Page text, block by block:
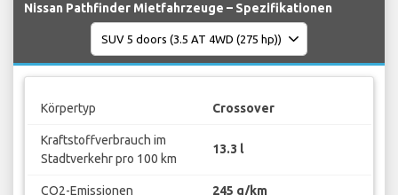
Nissan Pathfinder Mietfahrzeuge – Spezifikationen
Körpertyp Crossover
Kraftstoffverbrauch im
Stadtverkehr pro 100 km
13.3 l
CO2-Emissionen 245 g/km